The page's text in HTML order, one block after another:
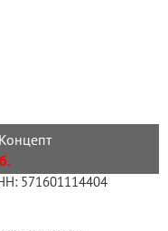
571601114404